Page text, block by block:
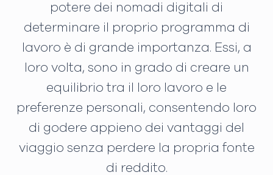
potere dei nomadi digitali di
determinare il proprio programma di
lavoro è di grande importanza. Essi, a
loro volta, sono in grado di creare un
equilibrio tra il loro lavoro e le
preferenze personali, consentendo loro
di godere appieno dei vantaggi del
viaggio senza perdere la propria fonte
di reddito.